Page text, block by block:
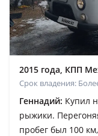
2015 года, КПП
Срок владения:
Геннадий: Купил
рыжики.
пробег был 100